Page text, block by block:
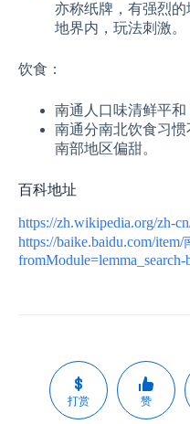
亦称纸牌，有强烈
地界内，玩法刺激。
饮食：
南通人口味清鲜平和
南通分南北饮食习惯
南部地区偏甜。
百科地址
https://zh.wikipedia.org/zh-
https://baike.baidu.com/
fromModule=lemma_search-
打赏 赞